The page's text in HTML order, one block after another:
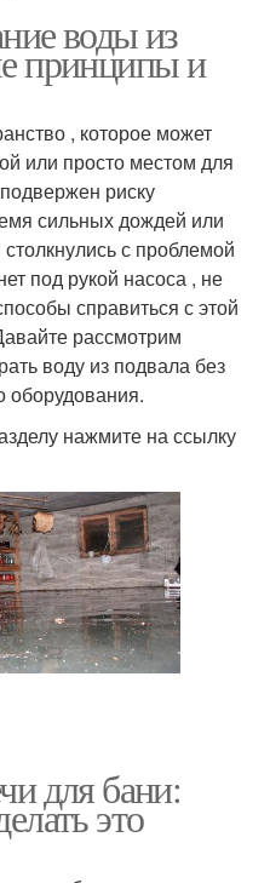
воды из
принципы и
, которое может
или просто местом для
риску
сильных дождей или
с проблемой
под рукой насоса , не
справиться с этой
рассмотрим
воду из подвала без
оборудования.
нажмите на ссылку
для бани:
это